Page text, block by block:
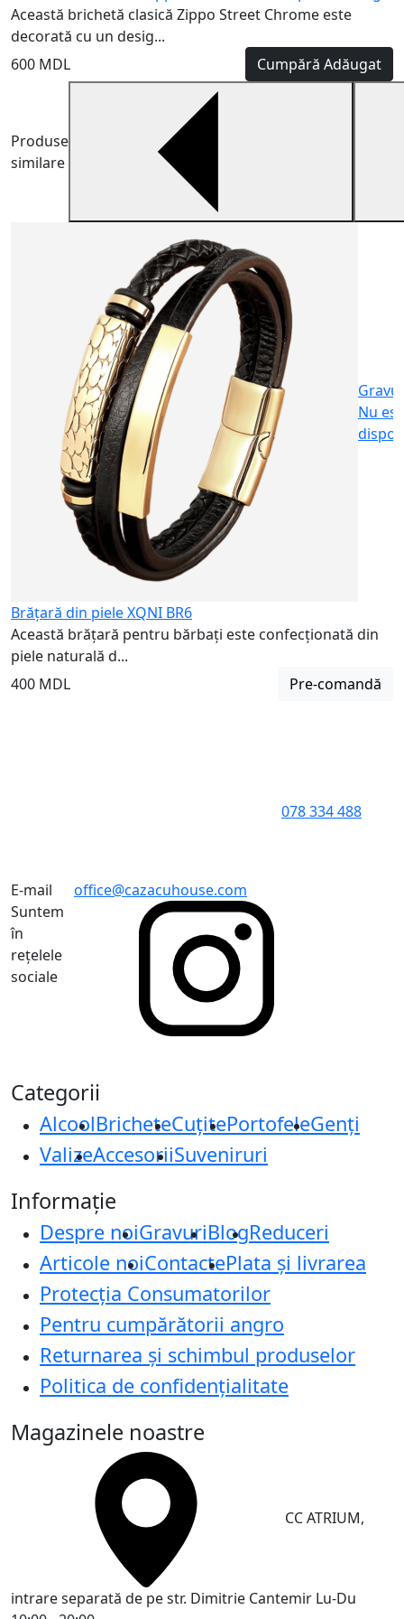
Această brichetă clasică Zippo Street Chrome este
decorată cu un desig...
600 MDL
Cumpără Adăugat
Produse
similare
Nu
Brățară din piele XQNI BR6
Această brățară pentru bărbați este confecționată din
piele naturală d...
400 MDL
Pre-comandă
078 334 488
E-mail
office@cazacuhouse.com
Suntem
în
rețelele
sociale
Categorii
AlcoolBricheteCuțitePortofeleGenți
ValizeAccesoriiSuveniruri
Informație
Despre noiGravuriBlogReduceri
Articole noiContactePlata și livrarea
Protecţia Consumatorilor
Pentru cumpărătorii angro
Returnarea și schimbul produselor
Politica de confidențialitate
Magazinele noastre
CC ATRIUM,
intrare separată de pe str. Dimitrie Cantemir Lu-Du